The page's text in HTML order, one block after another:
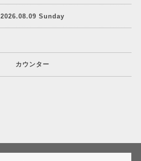
2026.08.09 Sunday
カウンター